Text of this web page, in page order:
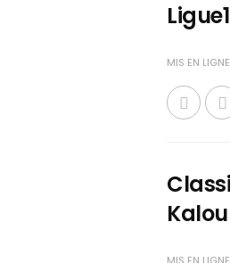
MIS EN